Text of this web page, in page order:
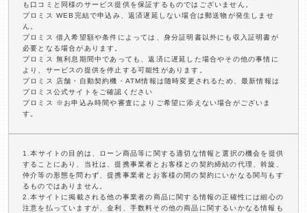
も口コミと同様のサービス提供を保証するものではございません。
プロミス WEB完結で申込み、返済遅延しない場合は郵送物が発生しませ
ん。
プロミス 借入希望額や条件によっては、身分証明書以外にも収入証明書が
必要となる場合があります。
プロミス 無利息期間中であっても、返済に遅延した場合やその他の事情に
より、サービスの提供を停止する可能性があります。
プロミス 店舗・自動契約機・ATM情報は随時変更されるため、最新情報は
プロミス公式サイトをご確認ください
プロミス ※お申込み時間や審査によりご希望に添えない場合がございま
す。
1.本サイトの目的は、ローン商品等に関する適切な情報と選択の機会を提供
することにあり、当社は、提携事業者とお客様との契約締結の代理、斡旋、
仲介等の形態を問わず、提携事業者とお客様の間の契約にいかなる関与もす
るものではありません。
2.本サイトに掲載される他の事業者の商品に関する情報の正確性には細心の
注意を払っていますが、金利、手数料その他の商品に関するいかなる情報も